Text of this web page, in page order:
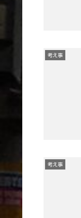
考え事
考え事